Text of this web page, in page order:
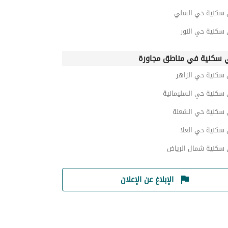
سكنية حي السلي
سكنية حي النور
سكنية في مناطق مجاورة
سكنية حي الزاهر
سكنية حي السليمانية
سكنية حي الشعلة
سكنية حي العلا
سكنية شمال الرياض
الإبلاغ عن الإعلان